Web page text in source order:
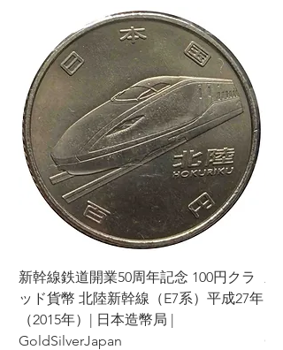
新幹線鉄道開業50周年記念 100円クラ
ッド貨幣 北陸新幹線（E7系）平成27年
（2015年）| 日本造幣局 |
GoldSilverJapan